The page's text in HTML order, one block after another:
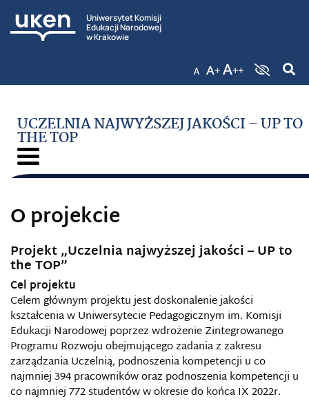
Uniwersytet Komisji
Edukacji Narodowej
w Krakowie
UCZELNIA NAJWYŻSZEJ JAKOŚCI – UP TO
THE TOP
O projekcie
Projekt „Uczelnia najwyższej jakości – UP to
the TOP”
Cel projektu
Celem głównym projektu jest doskonalenie jakości
kształcenia w Uniwersytecie Pedagogicznym im. Komisji
Edukacji Narodowej poprzez wdrożenie Zintegrowanego
Programu Rozwoju obejmującego zadania z zakresu
zarządzania Uczelnią, podnoszenia kompetencji u co
najmniej 394 pracowników oraz podnoszenia kompetencji u
co najmniej 772 studentów w okresie do końca IX 2022r.